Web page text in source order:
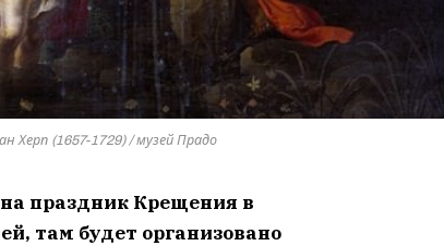
Херп (1657-1729) / музей Прадо
праздник Крещения в
там будет организовано